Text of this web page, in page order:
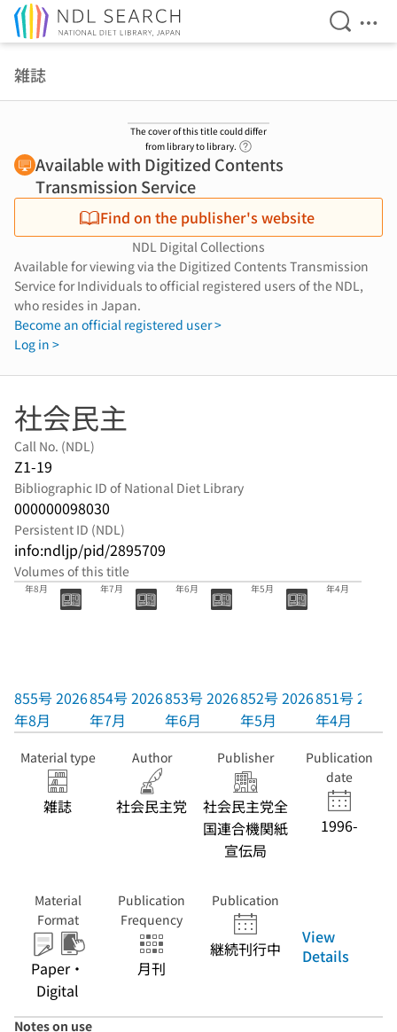
Open
雑誌
The cover of this title could differ
from library to library.
Available with Digitized Contents
Transmission Service
Find on the publisher's website
NDL Digital Collections
Available for viewing via the Digitized Contents Transmission
Service for Individuals to official registered users of the NDL,
who resides in Japan.
Become an official registered user >
Log in >
社会民主
Call No. (NDL)
Z1-19
Bibliographic ID of National Diet Library
000000098030
Persistent ID (NDL)
info:ndljp/pid/2895709
Volumes of this title
855号 2026
年8月
855号 2026
年8月
854号 2026
年7月
854号 2026
年7月
年6月
853号 2026
年6月
年5月
852号 2026
年5月
年4月
851号 2026
年4月
Material type
雑誌
Author
社会民主党
Publisher
社会民主党全
国連合機関紙
宣伝局
Publication
date
1996-
Material
Format
Paper・
Digital
Publication
Frequency
月刊
Publication
継続刊行中
View
Details
Notes on use